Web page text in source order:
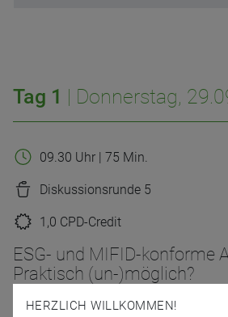
Tag 1 | Donnerstag,
09.30 Uhr | 75 Min.
Diskussionsrunde 5
1,0 CPD-Credit
ESG- und MIFID-konforme
Praktisch (un-)möglich?
Welche Tools,
HERZLICH WILLKOMMEN!